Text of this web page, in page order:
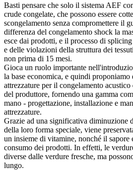
Basti pensare che solo il sistema AEF
crude congelate, che possono essere
scongelamento senza compromettere il
differenza del congelamento shock la
esce dai prodotti, e il processo di
e delle violazioni della struttura dei
non prima di 15 mesi.
Gioca un ruolo importante
la base economica, e quindi proponiamo
attrezzature per il congelamento
del produttore, fornendo una gamma
mano - progettazione, installazione e
attrezzature.
Grazie ad una significativa diminuzione
della loro forma speciale, viene
un insieme di vitamine, nonché il sapore
consumo dei prodotti. In effetti, le
diverse dalle verdure fresche, ma
lungo.